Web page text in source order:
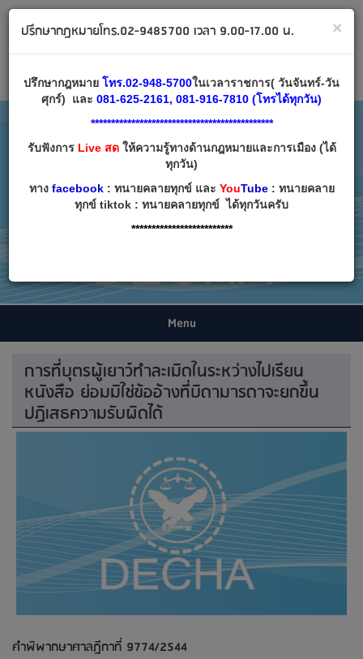
Email:decha007@decha.com
เข้าสู่ระบบ สมัครสมาชิก
Menu
การที่บุตรผู้เยาว์ทำละเมิดในระหว่างไปเรียน
หนังสือ ย่อมมิใช่ข้ออ้างที่บิดามารดาจะยกขึ้น
ปฏิเสธความรับผิดได้
คำพิพากษาศาลฎีกาที่ 9774/2544
×
ปรึกษากฎหมายโทร.02-9485700 เวลา 9.00-17.00 น.
ปรึกษากฎหมาย โทร.02-948-5700ในเวลาราชการ( วันจันทร์-วัน
ศุกร์) และ 081-625-2161, 081-916-7810 (โทรได้ทุกวัน)
*********************************************
รับฟังการLive สดให้ความรู้ทางด้านกฎหมายและการเมือง (ได้
ทุกวัน)
ทาง facebook: ทนายคลายทุกข์ และ YouTube: ทนายคลาย
ทุกข์ tiktok : ทนายคลายทุกข์ ได้ทุกวันครับ
*************************